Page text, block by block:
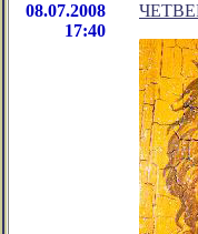
08.07.2008
17:40